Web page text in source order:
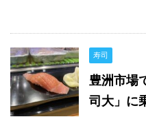
寿司
豊洲市場
司大」に